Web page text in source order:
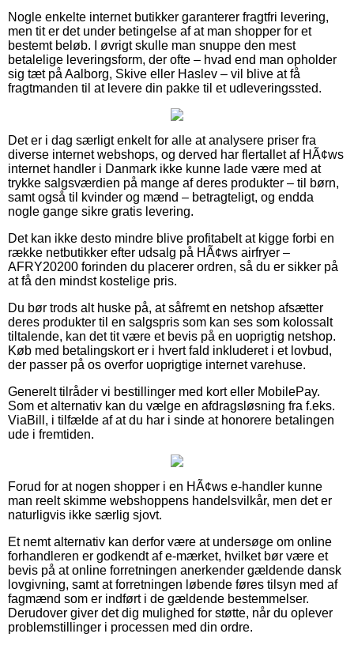
Nogle enkelte internet butikker garanterer fragtfri levering,
men tit er det under betingelse af at man shopper for et
bestemt beløb. I øvrigt skulle man snuppe den mest
betalelige leveringsform, der ofte – hvad end man opholder
sig tæt på Aalborg, Skive eller Haslev – vil blive at få
fragtmanden til at levere din pakke til et udleveringssted.
Det er i dag særligt enkelt for alle at analysere priser fra
diverse internet webshops, og derved har flertallet af HÃ¢ws
internet handler i Danmark ikke kunne lade være med at
trykke salgsværdien på mange af deres produkter – til børn,
samt også til kvinder og mænd – betragteligt, og endda
nogle gange sikre gratis levering.
Det kan ikke desto mindre blive profitabelt at kigge forbi en
række netbutikker efter udsalg på HÃ¢ws airfryer –
AFRY20200 forinden du placerer ordren, så du er sikker på
at få den mindst kostelige pris.
Du bør trods alt huske på, at såfremt en netshop afsætter
deres produkter til en salgspris som kan ses som kolossalt
tiltalende, kan det tit være et bevis på en uoprigtig netshop.
Køb med betalingskort er i hvert fald inkluderet i et lovbud,
der passer på os overfor uoprigtige internet varehuse.
Generelt tilråder vi bestillinger med kort eller MobilePay.
Som et alternativ kan du vælge en afdragsløsning fra f.eks.
ViaBill, i tilfælde af at du har i sinde at honorere betalingen
ude i fremtiden.
Forud for at nogen shopper i en HÃ¢ws e-handler kunne
man reelt skimme webshoppens handelsvilkår, men det er
naturligvis ikke særlig sjovt.
Et nemt alternativ kan derfor være at undersøge om online
forhandleren er godkendt af e-mærket, hvilket bør være et
bevis på at online forretningen anerkender gældende dansk
lovgivning, samt at forretningen løbende føres tilsyn med af
fagmænd som er indført i de gældende bestemmelser.
Derudover giver det dig mulighed for støtte, når du oplever
problemstillinger i processen med din ordre.